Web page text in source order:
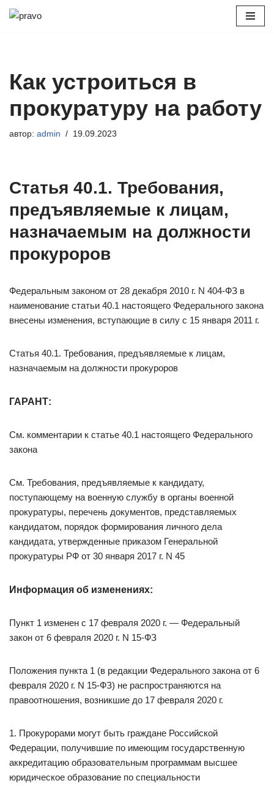
Как устроиться в
прокуратуру на работу
автор: admin 19.09.2023
Статья 40.1. Требования,
предъявляемые к лицам,
назначаемым на должности
прокуроров
Федеральным законом от 28 декабря 2010 г. N 404-ФЗ в
наименование статьи 40.1 настоящего Федерального закона
внесены изменения, вступающие в силу с 15 января 2011 г.
Статья 40.1. Требования, предъявляемые к лицам,
назначаемым на должности прокуроров
ГАРАНТ:
См. комментарии к статье 40.1 настоящего Федерального
закона
См. Требования, предъявляемые к кандидату,
поступающему на военную службу в органы военной
прокуратуры, перечень документов, представляемых
кандидатом, порядок формирования личного дела
кандидата, утвержденные приказом Генеральной
прокуратуры РФ от 30 января 2017 г. N 45
Информация об изменениях:
Пункт 1 изменен с 17 февраля 2020 г. — Федеральный
закон от 6 февраля 2020 г. N 15-ФЗ
Положения пункта 1 (в редакции Федерального закона от 6
февраля 2020 г. N 15-ФЗ) не распространяются на
правоотношения, возникшие до 17 февраля 2020 г.
1. Прокурорами могут быть граждане Российской
Федерации, получившие по имеющим государственную
аккредитацию образовательным программам высшее
юридическое образование по специальности